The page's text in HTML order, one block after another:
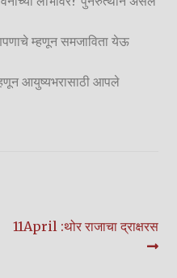
म्हणून समजाविता येऊ
आयुष्यभरासाठी आपले
Next
11April :थोर राजाचा द्राक्षरस